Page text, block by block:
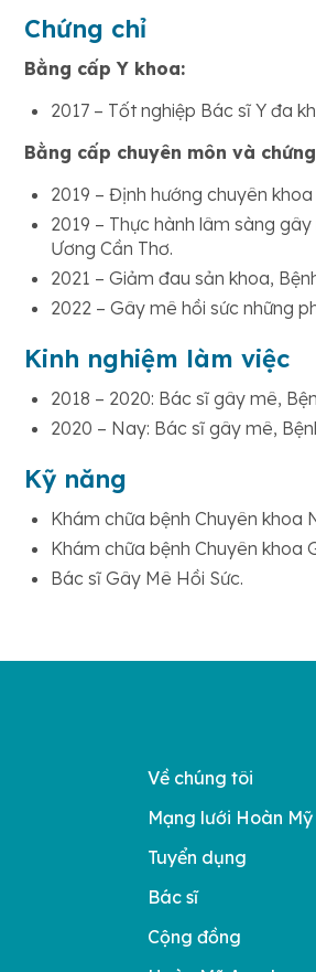
Chứng chỉ
Bằng cấp Y khoa:
2017 – Tốt nghiệp Bác sĩ Y đa
Bằng cấp chuyên môn và
2019 – Định hướng chuyên
2019 – Thực hành lâm sàng
Ương Cần Thơ.
2021 – Giảm đau sản khoa,
2022 – Gây mê hồi sức những
Kinh nghiệm làm việc
2018 – 2020: Bác sĩ gây mê,
2020 – Nay: Bác sĩ gây mê,
Kỹ năng
Khám chữa bệnh Chuyên khoa
Khám chữa bệnh Chuyên khoa
Bác sĩ Gây Mê Hồi Sức.
Về chúng tôi
Mạng lưới Hoàn Mỹ
Tuyển dụng
Bác sĩ
Cộng đồng